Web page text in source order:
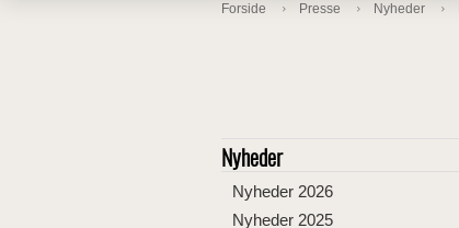
Forside Presse Nyheder
Nyheder
Nyheder 2026
Nyheder 2025